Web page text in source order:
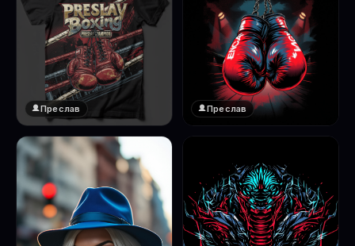
Преслав Преслав